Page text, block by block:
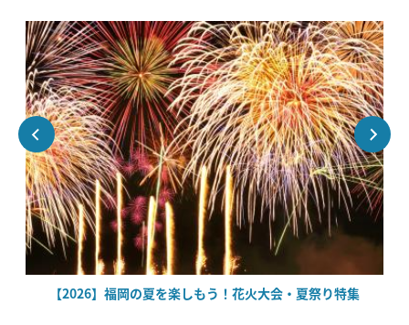
【2026】福岡の夏を楽しもう！花火大会・夏祭り特集